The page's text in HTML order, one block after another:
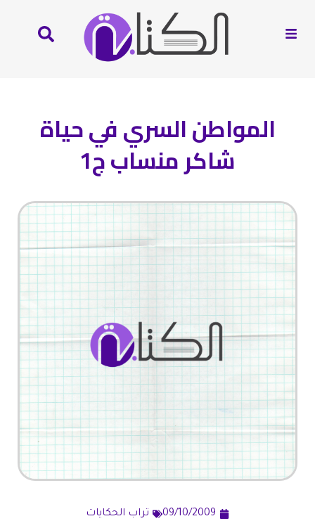
المواطن السري في حياة
شاكر منساب ج1
09/10/2009 تراب الحكايات